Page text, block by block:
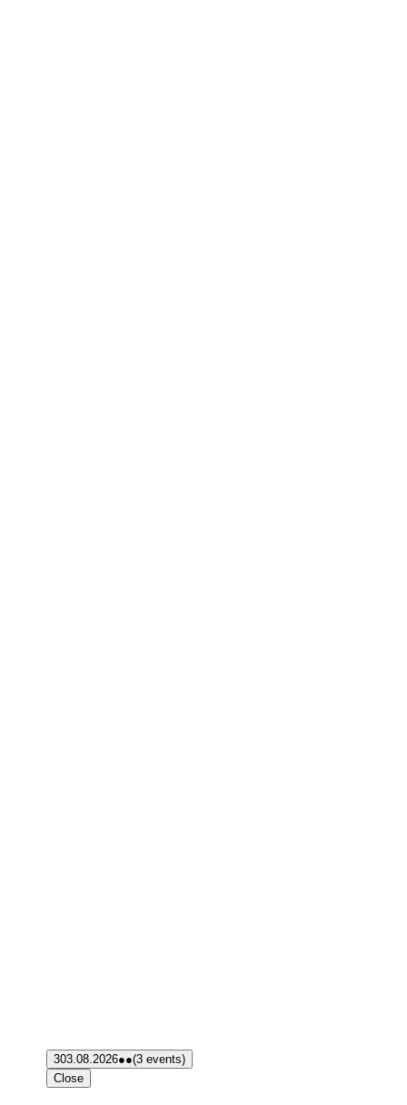
303.08.2026●●(3 events)
Close